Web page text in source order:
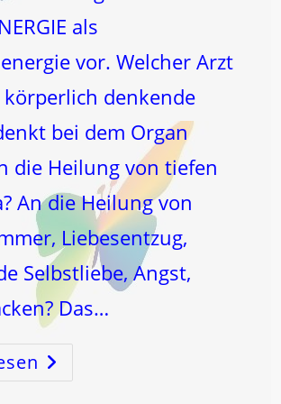
als
vor. Welcher Arzt
denkende
bei dem Organ
die Heilung von tiefen
An die Heilung von
Liebesentzug,
Selbstliebe, Angst,
Das…
Der
MOND
Hat